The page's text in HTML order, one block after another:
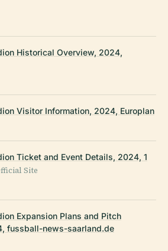
Historical Overview, 2024,
Visitor Information, 2024, Europlan
Ticket and Event Details, 2024, 1
Site
Expansion Plans and Pitch
fussball-news-saarland.de